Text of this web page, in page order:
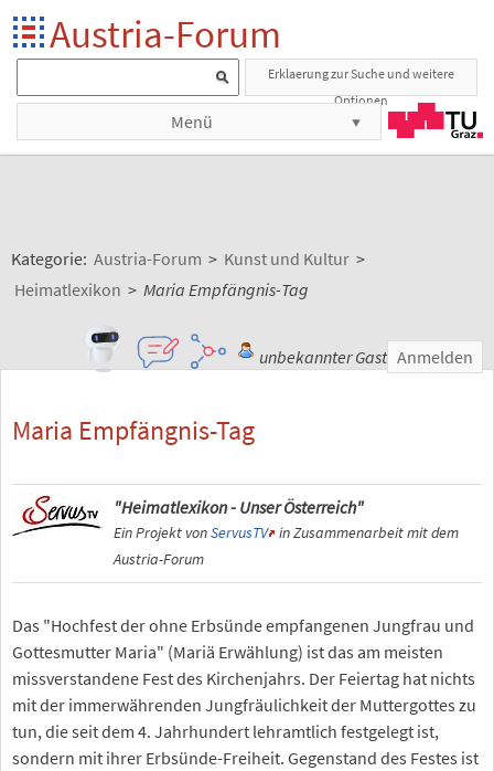
Austria-Forum
Erklaerung zur Suche und weitere
Optionen
Menü
Kategorie: Austria-Forum > Kunst und Kultur >
Heimatlexikon > Maria Empfängnis-Tag
unbekannter Gast Anmelden
Maria Empfängnis-Tag
"Heimatlexikon - Unser Österreich"
Ein Projekt vonServusTV in Zusammenarbeit mit dem
Austria-Forum
Das "Hochfest der ohne Erbsünde empfangenen Jungfrau und
Gottesmutter Maria" (Mariä Erwählung) ist das am meisten
missverstandene Fest des Kirchenjahrs. Der Feiertag hat nichts
mit der immerwährenden Jungfräulichkeit der Muttergottes zu
tun, die seit dem 4. Jahrhundert lehramtlich festgelegt ist,
sondern mit ihrer Erbsünde-Freiheit. Gegenstand des Festes ist